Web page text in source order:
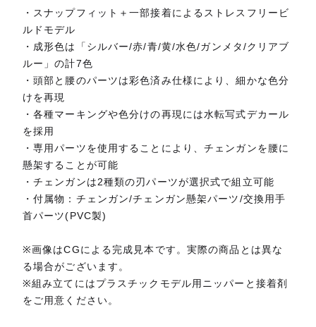
・スナップフィット＋一部接着によるストレスフリービ
ルドモデル
・成形色は「シルバー/赤/青/黄/水色/ガンメタ/クリアブ
ルー」の計7色
・頭部と腰のパーツは彩色済み仕様により、細かな色分
けを再現
・各種マーキングや色分けの再現には水転写式デカール
を採用
・専用パーツを使用することにより、チェンガンを腰に
懸架することが可能
・チェンガンは2種類の刃パーツが選択式で組立可能
・付属物：チェンガン/チェンガン懸架パーツ/交換用手
首パーツ(PVC製)
※画像はCGによる完成見本です。実際の商品とは異な
る場合がございます。
※組み立てにはプラスチックモデル用ニッパーと接着剤
をご用意ください。